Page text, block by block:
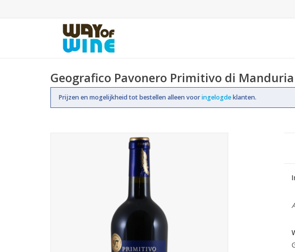
Geografico Pavonero Primitivo di Manduria
Prijzen en mogelijkheid tot bestellen alleen vooringelogdeklanten.